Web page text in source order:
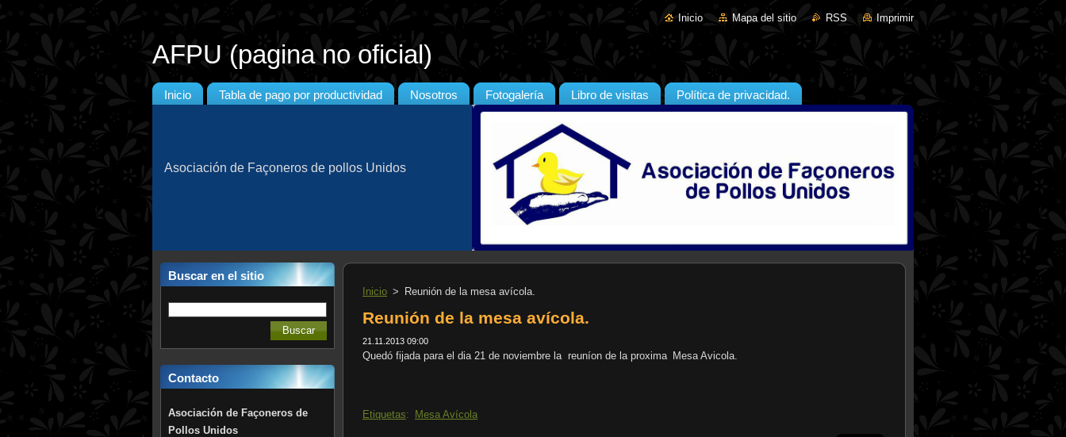
Inicio Mapa del sitio RSS Imprimir
AFPU (pagina no oficial)
Inicio Tabla de pago por productividad Nosotros Fotogalería Libro de visitas Política de privacidad.
Asociación de Façoneros de pollos Unidos
Buscar en el sitio
Contacto
Asociación de Façoneros de
Pollos Unidos
Inicio > Reunión de la mesa avícola.
Reunión de la mesa avícola.
21.11.2013 09:00
Quedó fijada para el dia 21 de noviembre la reuníon de la proxima Mesa Avicola.
Etiquetas: Mesa Avícola